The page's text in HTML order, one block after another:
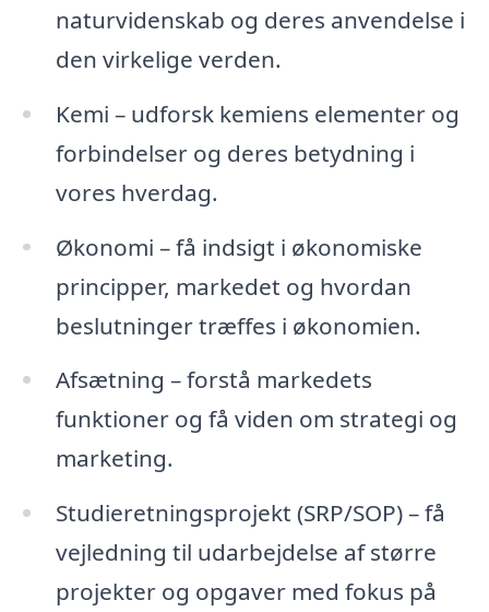
naturvidenskab og deres anvendelse i
den virkelige verden.
Kemi – udforsk kemiens elementer og
forbindelser og deres betydning i
vores hverdag.
Økonomi – få indsigt i økonomiske
principper, markedet og hvordan
beslutninger træffes i økonomien.
Afsætning – forstå markedets
funktioner og få viden om strategi og
marketing.
Studieretningsprojekt (SRP/SOP) – få
vejledning til udarbejdelse af større
projekter og opgaver med fokus på